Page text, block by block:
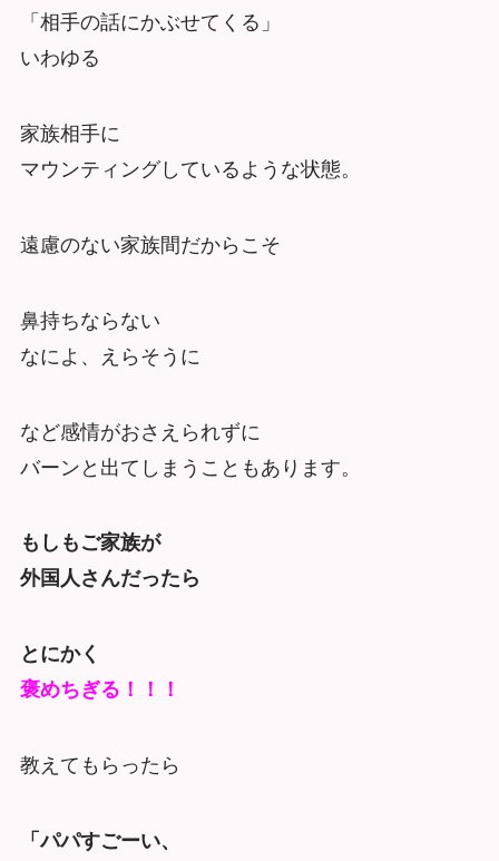
「相手の話にかぶせてくる」
いわゆる
家族相手に
マウンティングしているような状態。
遠慮のない家族間だからこそ
鼻持ちならない
なによ、えらそうに
など感情がおさえられずに
バーンと出てしまうこともあります。
もしもご家族が
外国人さんだったら
とにかく
褒めちぎる！！！
教えてもらったら
「パパすごーい、